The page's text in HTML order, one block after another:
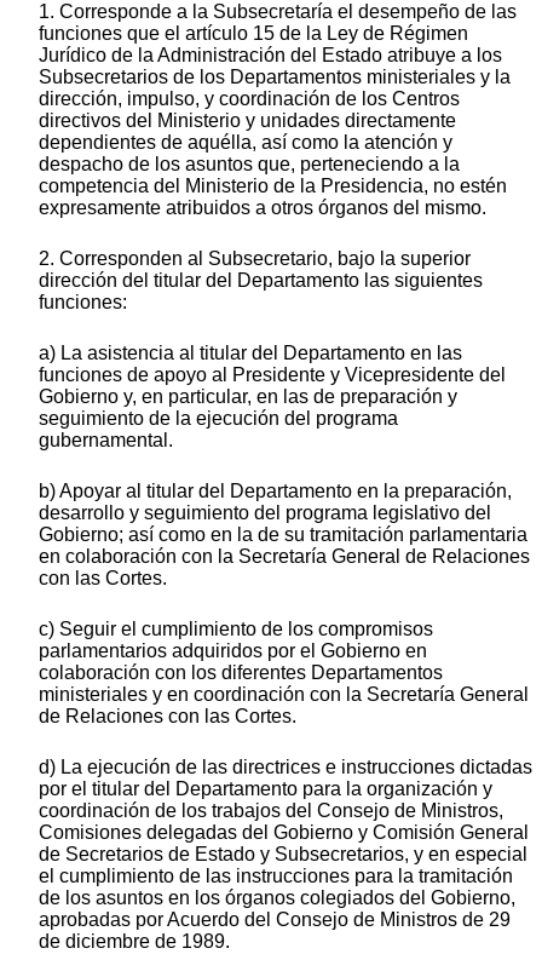
1. Corresponde a la Subsecretaría el desempeño de las
funciones que el artículo 15 de la Ley de Régimen
Jurídico de la Administración del Estado atribuye a los
Subsecretarios de los Departamentos ministeriales y la
dirección, impulso, y coordinación de los Centros
directivos del Ministerio y unidades directamente
dependientes de aquélla, así como la atención y
despacho de los asuntos que, perteneciendo a la
competencia del Ministerio de la Presidencia, no estén
expresamente atribuidos a otros órganos del mismo.
2. Corresponden al Subsecretario, bajo la superior
dirección del titular del Departamento las siguientes
funciones:
a) La asistencia al titular del Departamento en las
funciones de apoyo al Presidente y Vicepresidente del
Gobierno y, en particular, en las de preparación y
seguimiento de la ejecución del programa
gubernamental.
b) Apoyar al titular del Departamento en la preparación,
desarrollo y seguimiento del programa legislativo del
Gobierno; así como en la de su tramitación parlamentaria
en colaboración con la Secretaría General de Relaciones
con las Cortes.
c) Seguir el cumplimiento de los compromisos
parlamentarios adquiridos por el Gobierno en
colaboración con los diferentes Departamentos
ministeriales y en coordinación con la Secretaría General
de Relaciones con las Cortes.
d) La ejecución de las directrices e instrucciones dictadas
por el titular del Departamento para la organización y
coordinación de los trabajos del Consejo de Ministros,
Comisiones delegadas del Gobierno y Comisión General
de Secretarios de Estado y Subsecretarios, y en especial
el cumplimiento de las instrucciones para la tramitación
de los asuntos en los órganos colegiados del Gobierno,
aprobadas por Acuerdo del Consejo de Ministros de 29
de diciembre de 1989.